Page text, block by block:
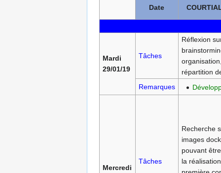
Date
Mardi
29/01/19
Tâches
Réflexion
répartition
Remarques
Mercredi
Tâches
Recherche
images
pouvant
la